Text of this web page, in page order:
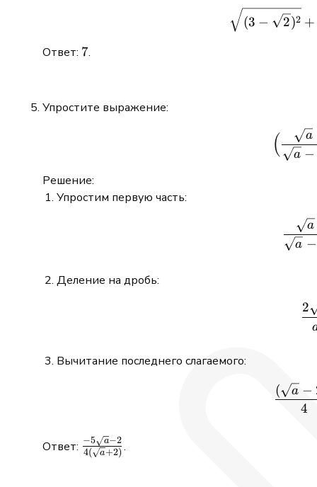
(3 − 2)2 +
Ответ: 7
7.
Упростите выражение:
( a −
a
Решение:
Упростим первую часть:
a −
a
Деление на дробь:
2
Вычитание последнего слагаемого:
4
( a −
Ответ: \frac{-5\sqrt
a -2}
4( a+2)
−5 a−2.